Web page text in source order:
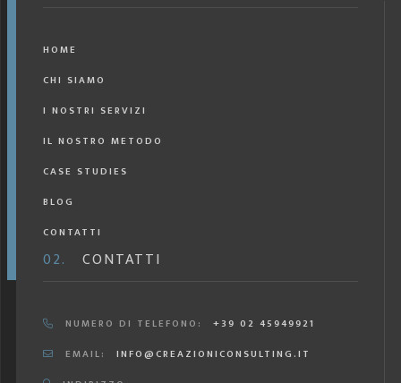
HOME
CHI SIAMO
I NOSTRI SERVIZI
IL NOSTRO METODO
CASE STUDIES
BLOG
CONTATTI
02. CONTATTI
NUMERO DI TELEFONO:
+39 02 45949921
EMAIL:
INFO@CREAZIONICONSULTING.IT